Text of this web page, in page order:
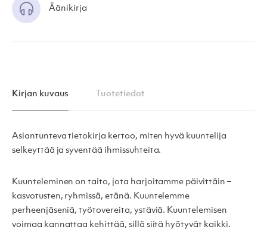
Äänikirja
Kirjan kuvaus Tuotetiedot
Asiantunteva tietokirja kertoo, miten hyvä kuuntelija
selkeyttää ja syventää ihmissuhteita.
Kuunteleminen on taito, jota harjoitamme päivittäin –
kasvotusten, ryhmissä, etänä. Kuuntelemme
perheenjäseniä, työtovereita, ystäviä. Kuuntelemisen
voimaa kannattaa kehittää, sillä siitä hyötyvät kaikki.